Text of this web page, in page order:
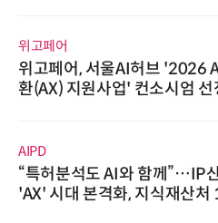
AI 전
엄 선정
”…IP산업
산처 1호